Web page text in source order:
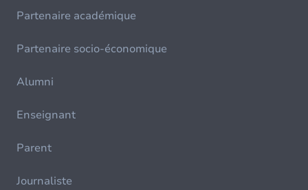
Partenaire académique
Partenaire socio-économique
Alumni
Enseignant
Parent
Journaliste